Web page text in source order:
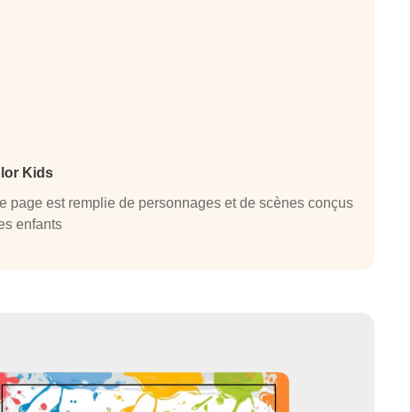
Kids
est remplie de personnages et de scènes conçus
enfants